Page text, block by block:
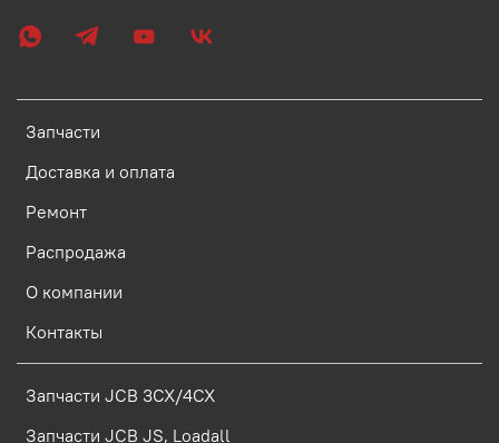
Запчасти
Доставка и оплата
Ремонт
Распродажа
О компании
Контакты
Запчасти JCB 3CX/4CX
Запчасти JCB JS, Loadall